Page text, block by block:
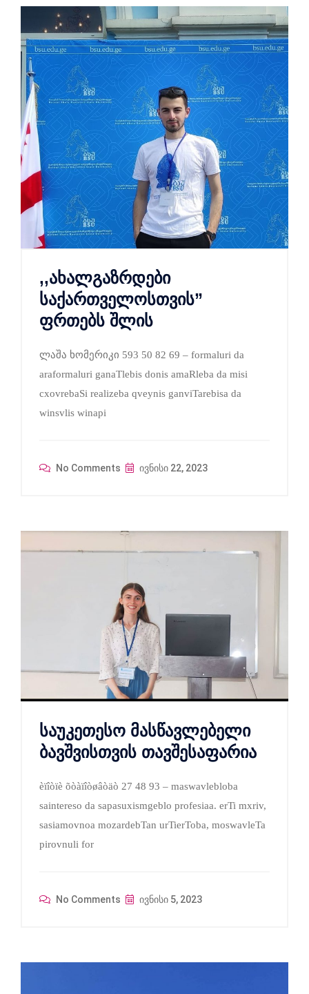
,,ახალგაზრდები
საქართველოსთვის”
ფრთებს შლის
ლაშა ხომერიკი 593 50 82 69 – formaluri da
araformaluri ganaTlebis donis amaRleba da misi
cxovrebaSi realizeba qveynis ganviTarebisa da
winsvlis winapi
No Comments ივნისი 22, 2023
საუკეთესო მასწავლებელი
ბავშვისთვის თავშესაფარია
èïîòïè õòàïîòøâòäò 27 48 93 – maswavlebloba
saintereso da sapasuxismgeblo profesiaa. erTi mxriv,
sasiamovnoa mozardebTan urTierToba, moswavleTa
pirovnuli for
No Comments ივნისი 5, 2023